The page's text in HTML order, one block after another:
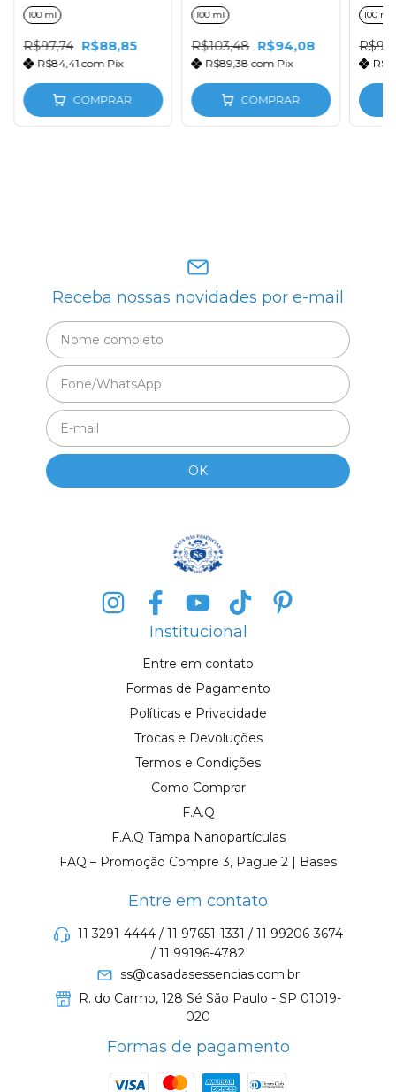
100 ml
R$97,74 R$88,85
R$84,41 com Pix
COMPRAR
100 ml
R$103,48 R$94,08
R$89,38com Pix
COMPRAR
100 ml
Receba nossas novidades por e-mail
Institucional
Entre em contato
Formas de Pagamento
Políticas e Privacidade
Trocas e Devoluções
Termos e Condições
Como Comprar
F.A.Q
F.A.Q Tampa Nanopartículas
FAQ – Promoção Compre 3, Pague 2 | Bases
Entre em contato
11 3291-4444 / 11 97651-1331 / 11 99206-3674
/ 11 99196-4782
ss@casadasessencias.com.br
R. do Carmo, 128 Sé São Paulo - SP 01019-
020
Formas de pagamento